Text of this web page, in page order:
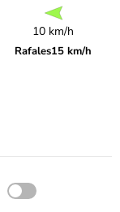
10 km/h
Rafales15 km/h